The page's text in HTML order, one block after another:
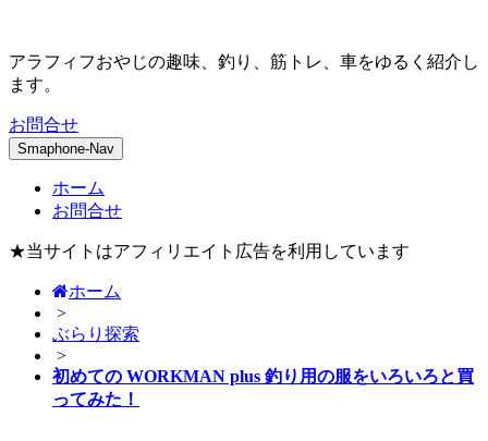
アラフィフおやじの趣味、釣り、筋トレ、車をゆるく紹介し
ます。
お問合せ
Smaphone-Nav
ホーム
お問合せ
★当サイトはアフィリエイト広告を利用しています
ホーム
>
ぶらり探索
>
初めての WORKMAN plus 釣り用の服をいろいろと買
ってみた！